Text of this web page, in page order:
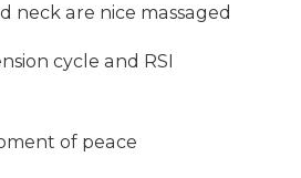
neck are nice massaged
cycle and RSI
of peace